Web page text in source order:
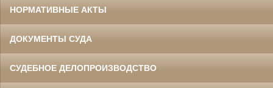
НОРМАТИВНЫЕ АКТЫ
ДОКУМЕНТЫ СУДА
СУДЕБНОЕ ДЕЛОПРОИЗВОДСТВО